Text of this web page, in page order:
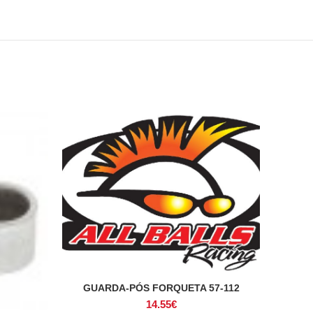
ADICIONAR
GUARDA-PÓS FORQUETA 57-112
14.55€